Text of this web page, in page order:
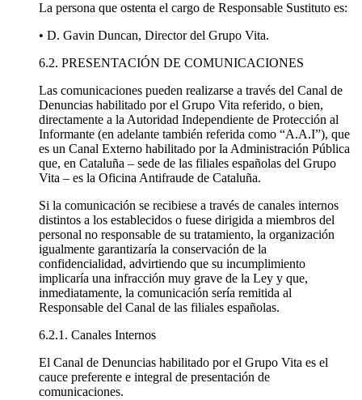
La persona que ostenta el cargo de Responsable Sustituto es:
• D. Gavin Duncan, Director del Grupo Vita.
6.2. PRESENTACIÓN DE COMUNICACIONES
Las comunicaciones pueden realizarse a través del Canal de
Denuncias habilitado por el Grupo Vita referido, o bien,
directamente a la Autoridad Independiente de Protección al
Informante (en adelante también referida como “A.A.I”), que
es un Canal Externo habilitado por la Administración Pública
que, en Cataluña – sede de las filiales españolas del Grupo
Vita – es la Oficina Antifraude de Cataluña.
Si la comunicación se recibiese a través de canales internos
distintos a los establecidos o fuese dirigida a miembros del
personal no responsable de su tratamiento, la organización
igualmente garantizaría la conservación de la
confidencialidad, advirtiendo que su incumplimiento
implicaría una infracción muy grave de la Ley y que,
inmediatamente, la comunicación sería remitida al
Responsable del Canal de las filiales españolas.
6.2.1. Canales Internos
El Canal de Denuncias habilitado por el Grupo Vita es el
cauce preferente e integral de presentación de
comunicaciones.